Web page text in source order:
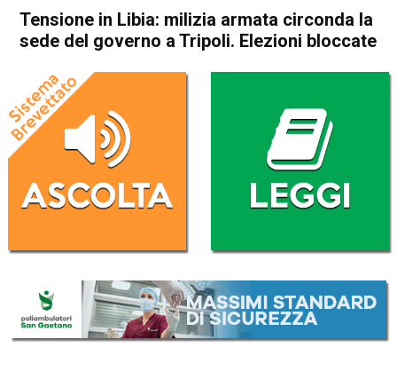
Tensione in Libia: milizia armata circonda la
sede del governo a Tripoli. Elezioni bloccate
Politica Esteri
Politica Esteri
Tensione in Libia: milizia
armata circonda la sede del
governo a Tripoli. Elezioni
bloccate
Da Redazione Nazionale
16 Dicembre 2021 (aggiornato il16 Dicembre 2021 12:36)